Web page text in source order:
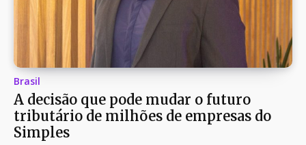
Brasil
A decisão que pode mudar o futuro
tributário de milhões de empresas do
Simples